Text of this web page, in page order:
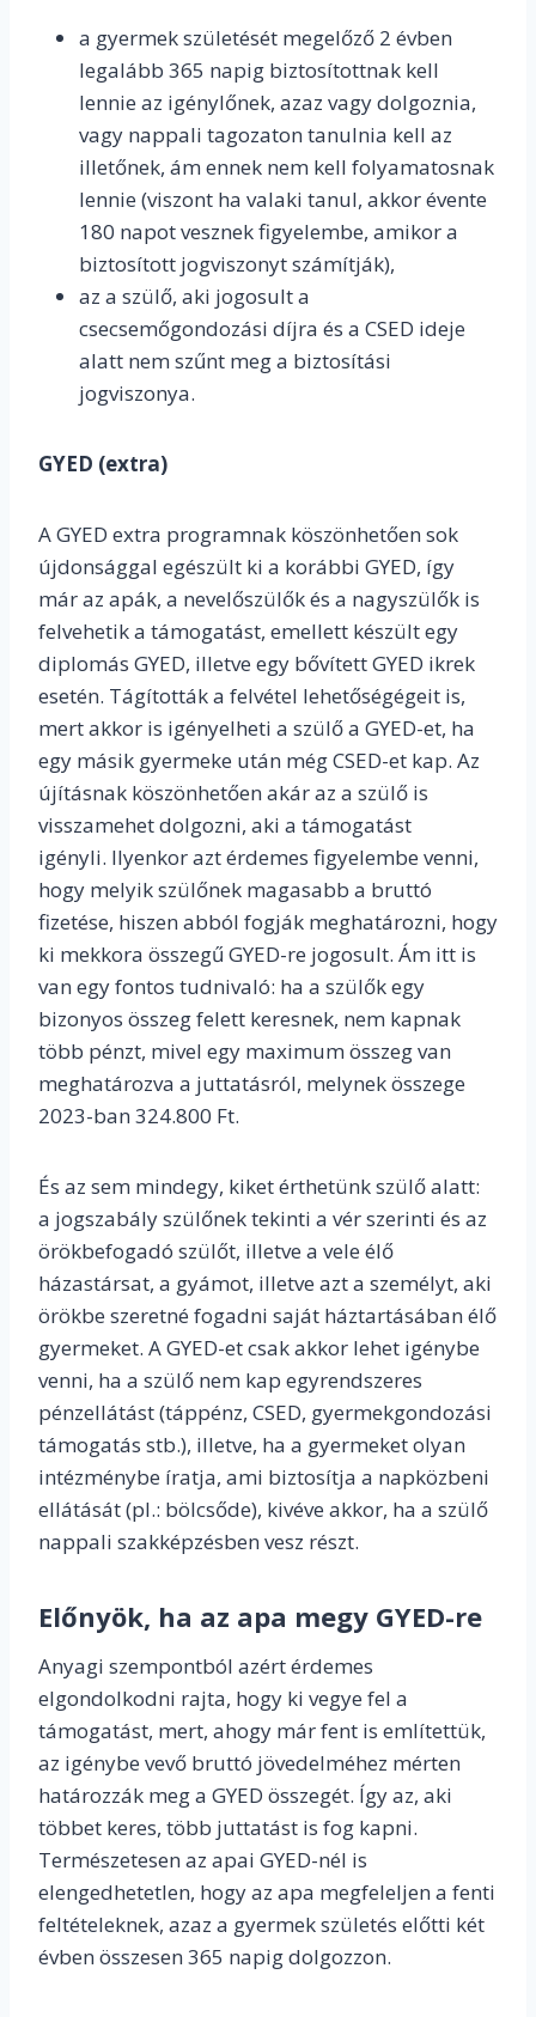
a gyermek születését megelőző 2 évben
legalább 365 napig biztosítottnak kell
lennie az igénylőnek, azaz vagy dolgoznia,
vagy nappali tagozaton tanulnia kell az
illetőnek, ám ennek nem kell folyamatosnak
lennie (viszont ha valaki tanul, akkor évente
180 napot vesznek figyelembe, amikor a
biztosított jogviszonyt számítják),
az a szülő, aki jogosult a
csecsemőgondozási díjra és a CSED ideje
alatt nem szűnt meg a biztosítási
jogviszonya.
GYED (extra)
A GYED extra programnak köszönhetően sok
újdonsággal egészült ki a korábbi GYED, így
már az apák, a nevelőszülők és a nagyszülők is
felvehetik a támogatást, emellett készült egy
diplomás GYED, illetve egy bővített GYED ikrek
esetén. Tágították a felvétel lehetőségégeit is,
mert akkor is igényelheti a szülő a GYED-et, ha
egy másik gyermeke után még CSED-et kap. Az
újításnak köszönhetően akár az a szülő is
visszamehet dolgozni, aki a támogatást
igényli. Ilyenkor azt érdemes figyelembe venni,
hogy melyik szülőnek magasabb a bruttó
fizetése, hiszen abból fogják meghatározni, hogy
ki mekkora összegű GYED-re jogosult. Ám itt is
van egy fontos tudnivaló: ha a szülők egy
bizonyos összeg felett keresnek, nem kapnak
több pénzt, mivel egy maximum összeg van
meghatározva a juttatásról, melynek összege
2023-ban 324.800 Ft.
És az sem mindegy, kiket érthetünk szülő alatt:
a jogszabály szülőnek tekinti a vér szerinti és az
örökbefogadó szülőt, illetve a vele élő
házastársat, a gyámot, illetve azt a személyt, aki
örökbe szeretné fogadni saját háztartásában élő
gyermeket. A GYED-et csak akkor lehet igénybe
venni, ha a szülő nem kap egyrendszeres
pénzellátást (táppénz, CSED, gyermekgondozási
támogatás stb.), illetve, ha a gyermeket olyan
intézménybe íratja, ami biztosítja a napközbeni
ellátását (pl.: bölcsőde), kivéve akkor, ha a szülő
nappali szakképzésben vesz részt.
Előnyök, ha az apa megy GYED-re
Anyagi szempontból azért érdemes
elgondolkodni rajta, hogy ki vegye fel a
támogatást, mert, ahogy már fent is említettük,
az igénybe vevő bruttó jövedelméhez mérten
határozzák meg a GYED összegét. Így az, aki
többet keres, több juttatást is fog kapni.
Természetesen az apai GYED-nél is
elengedhetetlen, hogy az apa megfeleljen a fenti
feltételeknek, azaz a gyermek születés előtti két
évben összesen 365 napig dolgozzon.